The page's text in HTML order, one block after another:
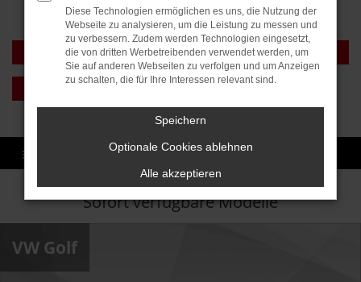
GEBRAUCHTWAGEN TAGESZULASSUNG
NEUWAGEN
Sofort verfügbare Modelle
VW Golf
Diese Technologien ermöglichen es uns, die Nutzung der
Webseite zu analysieren, um die Leistung zu messen und
zu verbessern. Zudem werden Technologien eingesetzt,
die von dritten Werbetreibenden verwendet werden, um
Sie auf anderen Webseiten zu verfolgen und um Anzeigen
zu schalten, die für Ihre Interessen relevant sind.
Speichern
Optionale Cookies ablehnen
Alle akzeptieren